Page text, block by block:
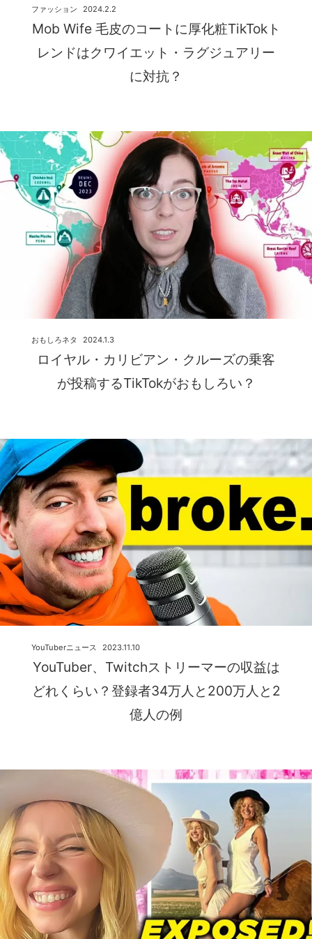
Mob Wife 毛皮のコートに厚化粧TikTokト
レンドはクワイエット・ラグジュアリー
に対抗？
2024.2.2
ファッション
ロイヤル・カリビアン・クルーズの乗客
が投稿するTikTokがおもしろい？
2024.1.3
おもしろネタ
YouTuber、Twitchストリーマーの収益は
どれくらい？登録者34万人と200万人と2
億人の例
2023.11.10
YouTuberニュース